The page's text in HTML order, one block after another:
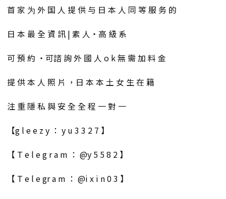
首 家 为 外 国 人 提 供 与 日 本 人 同 等 服 务 的
日 本 最 全 資 訊 | 素 人・高 級 系
可 預 約 ・可諮 詢 外 國 人 o k 無 需 加 料 金
提 供 本 人 照 片 ，日 本 本 土 女 生 在 籍
注 重 隱 私 與 安 全 全 程 一 對 一
【g l e e z y ： y u 3 3 2 7 】
【 T e l e g r a m ： @y 5 5 8 2 】
【 T e l e gr a m ： @i x i n 0 3 】